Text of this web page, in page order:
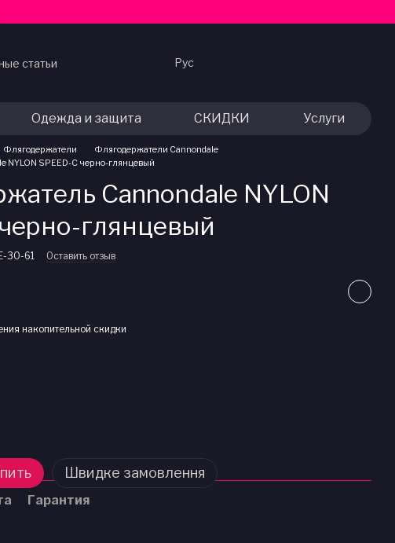
статьи
Рус
Одежда и защита СКИДКИ Услуги
Флягодержатели
Флягодержатели Cannondale
NYLON SPEED-C черно-глянцевый
Cannondale NYLON
глянцевый
30-61 Оставить отзыв
накопительной скидки
Швидке замовлення
Гарантия